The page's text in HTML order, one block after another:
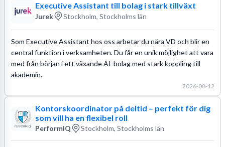
Executive Assistant till bolag i stark tillväxt
Jurek Stockholm, Stockholms län
Som Executive Assistant hos oss arbetar du nära VD och blir en
central funktion i verksamheten. Du får en unik möjlighet att vara
med från början i ett växande AI-bolag med stark koppling till
akademin.
2026-08-12
Kontorskoordinator på deltid – perfekt för dig
som vill ha en flexibel roll
PerformIQ Stockholm, Stockholms län